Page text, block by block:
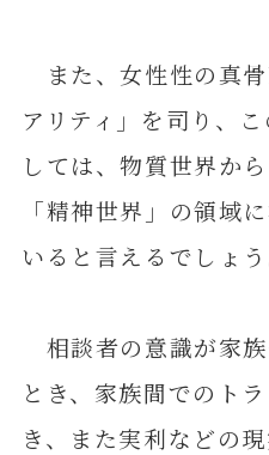
また、女性性の真
アリティ」を司り、
しては、物質世界か
「精神世界」の領域
いると言えるでしょう
相談者の意識が家
とき、家族間でのト
き、また実利などの